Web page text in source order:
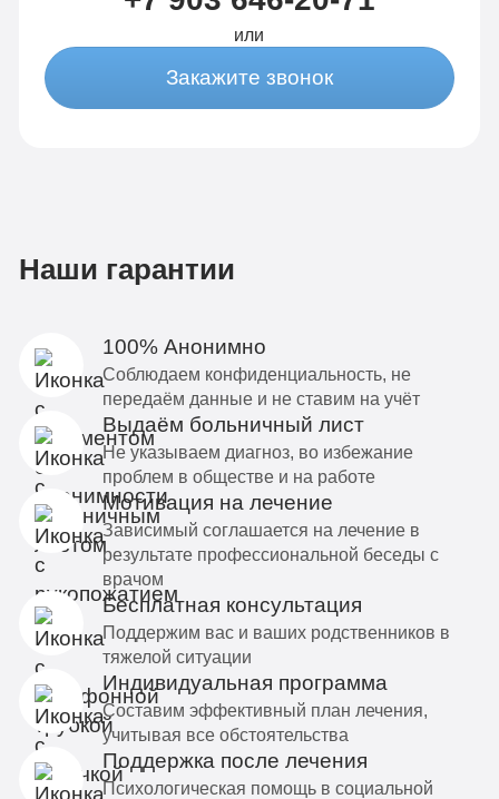
или
Закажите звонок
Наши гарантии
100% Анонимно
Соблюдаем конфиденциальность, не
передаём данные и не ставим на учёт
Выдаём больничный лист
Не указываем диагноз, во избежание
проблем в обществе и на работе
Мотивация на лечение
Зависимый соглашается на лечение в
результате профессиональной беседы с
врачом
Бесплатная консультация
Поддержим вас и ваших родственников в
тяжелой ситуации
Индивидуальная программа
Составим эффективный план лечения,
учитывая все обстоятельства
Поддержка после лечения
Психологическая помощь в социальной